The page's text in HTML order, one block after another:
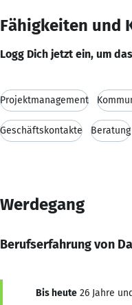
Fähigkeiten und
Logg Dich jetzt ein, um
Projektmanagement
Geschäftskontakte Beratung
Werdegang
Berufserfahrung von
Bis heute 26 Jahre